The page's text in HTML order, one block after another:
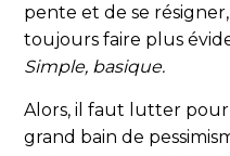
pente et de se
toujours faire plus
Simple, basique.
Alors, il faut lutter
grand bain de